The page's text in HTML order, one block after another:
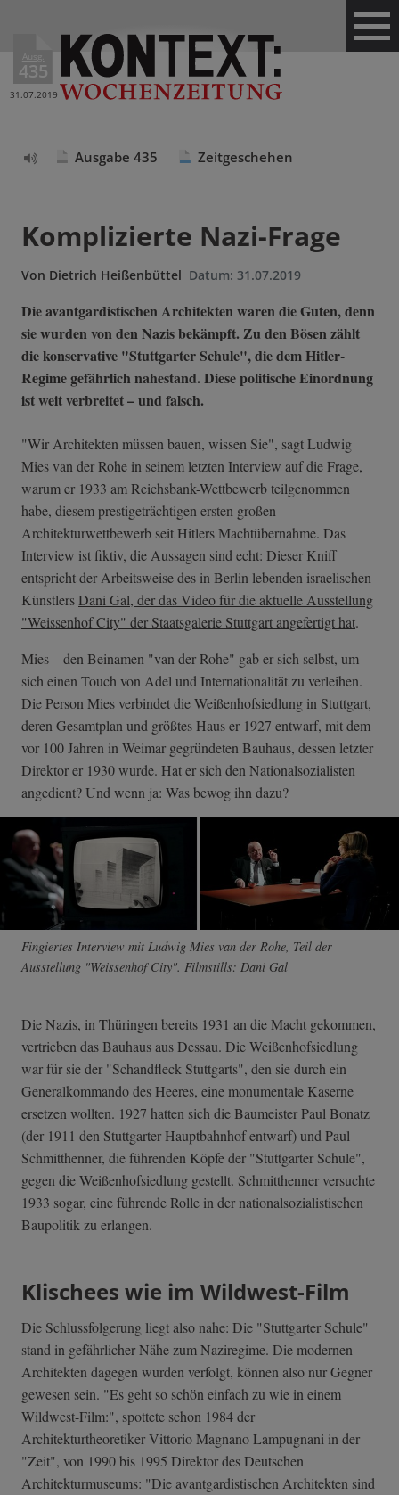
Ausg.
435
31.07.2019
Ausgabe 435 Zeitgeschehen
Komplizierte Nazi-Frage
Von Dietrich Heißenbüttel Datum: 31.07.2019
Die avantgardistischen Architekten waren die Guten, denn
sie wurden von den Nazis bekämpft. Zu den Bösen zählt
die konservative "Stuttgarter Schule", die dem Hitler-
Regime gefährlich nahestand. Diese politische Einordnung
ist weit verbreitet – und falsch.
"Wir Architekten müssen bauen, wissen Sie", sagt Ludwig
Mies van der Rohe in seinem letzten Interview auf die Frage,
warum er 1933 am Reichsbank-Wettbewerb teilgenommen
habe, diesem prestigeträchtigen ersten großen
Architekturwettbewerb seit Hitlers Machtübernahme. Das
Interview ist fiktiv, die Aussagen sind echt: Dieser Kniff
entspricht der Arbeitsweise des in Berlin lebenden israelischen
KünstlersDani Gal, der das Video für die aktuelle Ausstellung
"Weissenhof City" der Staatsgalerie Stuttgart angefertigt hat.
Mies – den Beinamen "van der Rohe" gab er sich selbst, um
sich einen Touch von Adel und Internationalität zu verleihen.
Die Person Mies verbindet die Weißenhofsiedlung in Stuttgart,
deren Gesamtplan und größtes Haus er 1927 entwarf, mit dem
vor 100 Jahren in Weimar gegründeten Bauhaus, dessen letzter
Direktor er 1930 wurde. Hat er sich den Nationalsozialisten
angedient? Und wenn ja: Was bewog ihn dazu?
Fingiertes Interview mit Ludwig Mies van der Rohe, Teil der
Ausstellung "Weissenhof City". Filmstills: Dani Gal
Die Nazis, in Thüringen bereits 1931 an die Macht gekommen,
vertrieben das Bauhaus aus Dessau. Die Weißenhofsiedlung
war für sie der "Schandfleck Stuttgarts", den sie durch ein
Generalkommando des Heeres, eine monumentale Kaserne
ersetzen wollten. 1927 hatten sich die Baumeister Paul Bonatz
(der 1911 den Stuttgarter Hauptbahnhof entwarf) und Paul
Schmitthenner, die führenden Köpfe der "Stuttgarter Schule",
gegen die Weißenhofsiedlung gestellt. Schmitthenner versuchte
1933 sogar, eine führende Rolle in der nationalsozialistischen
Baupolitik zu erlangen.
Klischees wie im Wildwest-Film
Die Schlussfolgerung liegt also nahe: Die "Stuttgarter Schule"
stand in gefährlicher Nähe zum Naziregime. Die modernen
Architekten dagegen wurden verfolgt, können also nur Gegner
gewesen sein. "Es geht so schön einfach zu wie in einem
Wildwest-Film:", spottete schon 1984 der
Architekturtheoretiker Vittorio Magnano Lampugnani in der
"Zeit", von 1990 bis 1995 Direktor des Deutschen
Architekturmuseums: "Die avantgardistischen Architekten sind